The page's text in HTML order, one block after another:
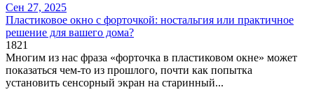
Сен 27, 2025
​Пластиковое окно с форточкой: ностальгия или практичное
решение для вашего дома?
1821
Многим из нас фраза «форточка в пластиковом окне» может
показаться чем-то из прошлого, почти как попытка
установить сенсорный экран на старинный...